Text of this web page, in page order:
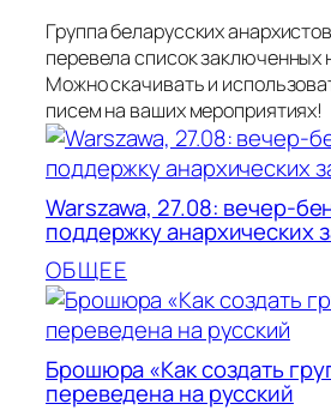
Группа беларусских
перевела список заключенных
Можно скачивать и
писем на ваших мероприятиях!
Warszawa, 27.08: вечер-
поддержку анархических
ОБЩЕЕ
Брошюра «Как создать
переведена на русский